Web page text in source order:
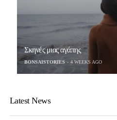
Σκηνές μιας αγάπης
BONSAISTORIES 4 WEEKS AGO
Latest News